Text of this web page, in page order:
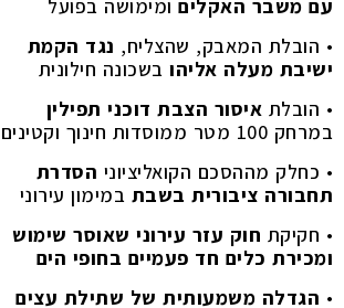
עם משבר האקלים ומימושה בפועל
• הובלת המאבק, שהצליח, נגד הקמת
ישיבת מעלה אליהו בשכונה חילונית
• הובלת איסור הצבת דוכני תפילין
במרחק 100 מטר ממוסדות חינוך וקטינים
• כחלק מההסכם הקואליציוני הסדרת
תחבורה ציבורית בשבת במימון עירוני
• חקיקת חוק עזר עירוני שאוסר שימוש
ומכירת כלים חד פעמיים בחופי הים
• הגדלה משמעותית של שתילת עצים